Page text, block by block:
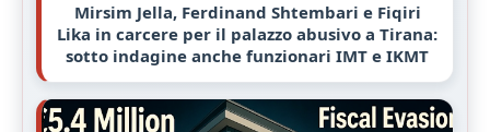
Mirsim Jella, Ferdinand Shtembari e Fiqiri
Lika in carcere per il palazzo abusivo a Tirana:
sotto indagine anche funzionari IMT e IKMT